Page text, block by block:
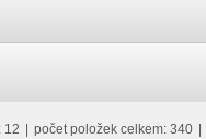
12 počet položek celkem: 340